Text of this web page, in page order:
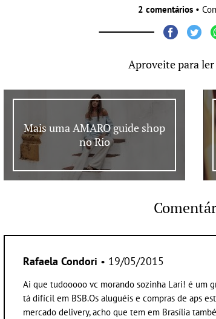
2 comentários •
Aproveite para
Mais uma AMARO guide shop
no Rio
Rafaela Condori • 19/05/2015
Ai que tudooooo vc morando sozinha Lari! é um
tá difícil em BSB.Os aluguéis e compras de aps
mercado delivery, acho que tem em Brasília